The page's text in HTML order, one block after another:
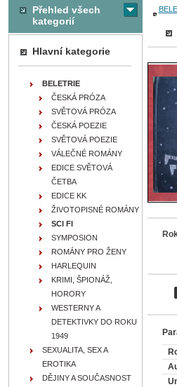
Přehled všech
kategorií
Hlavní kategorie
BELETRIE
ČESKÁ PRÓZA
SVĚTOVÁ PRÓZA
ČESKÁ POEZIE
SVĚTOVÁ POEZIE
VÁLEČNÉ ROMÁNY
EDICE SVĚTOVÁ
ČETBA
EDICE KK
ŽIVOTOPISNÉ ROMÁNY
SCI FI
SYMPOSION
ROMÁNY PRO ŽENY
HARLEQUIN
KRIMI, ŠPIONÁŽ,
HORORY
WESTERNY A
DETEKTIVKY DO ROKU
1949
SEXUALITA, SEX A
EROTIKA
DĚJINY A SOUČASNOST